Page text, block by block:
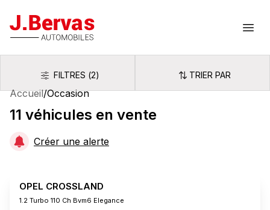
J.Bervas
FiltresFILTRES (2) Trier par
TRIER PAR
Accueil/Occasion
11 véhicules en vente
Créer une alerte
OPEL CROSSLAND
1.2 Turbo 110 Ch Bvm6 Elegance